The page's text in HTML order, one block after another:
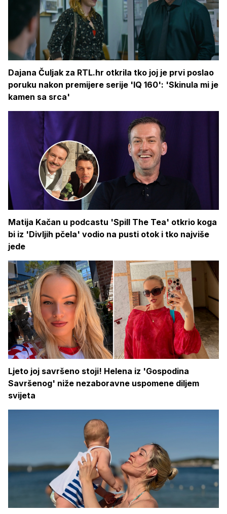
Dajana Čuljak za RTL.hr otkrila tko joj je prvi poslao
poruku nakon premijere serije 'IQ 160': 'Skinula mi je
kamen sa srca'
Matija Kačan u podcastu 'Spill The Tea' otkrio koga
bi iz 'Divljih pčela' vodio na pusti otok i tko najviše
jede
Ljeto joj savršeno stoji! Helena iz 'Gospodina
Savršenog' niže nezaboravne uspomene diljem
svijeta